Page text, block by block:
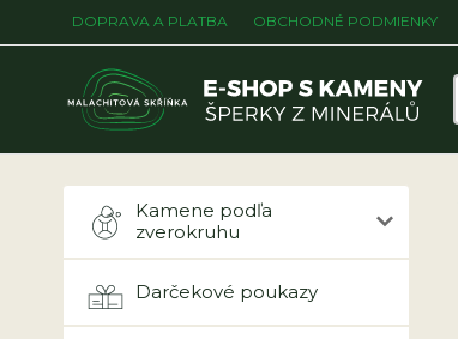
DOPRAVA A PLATBA OBCHODNÉ PODMIENKY
Kamene podľa
zverokruhu
Darčekové poukazy